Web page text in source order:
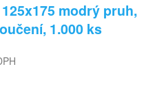
modrý pruh,
1.000 ks